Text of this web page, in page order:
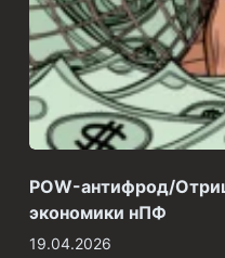
POW-антифрод/
экономики нПФ
19.04.2026